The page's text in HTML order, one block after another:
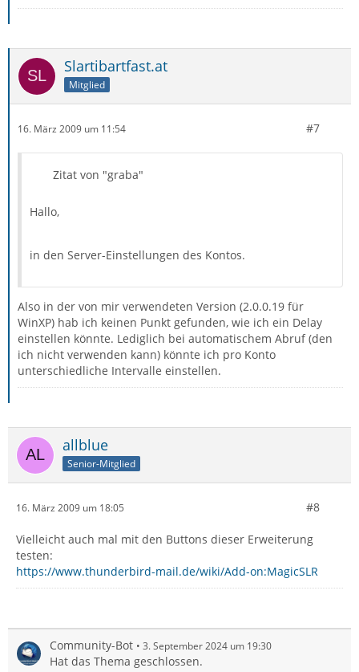
Slartibartfast.at
Mitglied
16. März 2009 um 11:54 #7
Zitat von "graba"
Hallo,
in den Server-Einstellungen des Kontos.
Also in der von mir verwendeten Version (2.0.0.19 für
WinXP) hab ich keinen Punkt gefunden, wie ich ein Delay
einstellen könnte. Lediglich bei automatischem Abruf (den
ich nicht verwenden kann) könnte ich pro Konto
unterschiedliche Intervalle einstellen.
allblue
Senior-Mitglied
16. März 2009 um 18:05 #8
Vielleicht auch mal mit den Buttons dieser Erweiterung
testen:
https://www.thunderbird-mail.de/wiki/Add-on:MagicSLR
Community-Bot 3. September 2024 um 19:30
Hat das Thema geschlossen.